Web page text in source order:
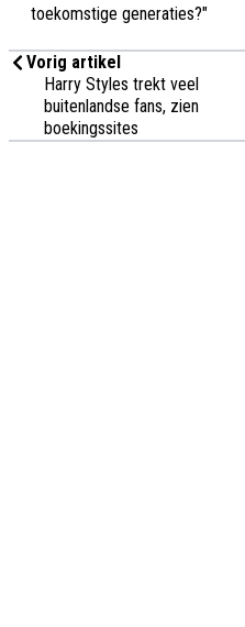
toekomstige generaties?"
Vorig artikel
Harry Styles trekt veel
buitenlandse fans, zien
boekingssites